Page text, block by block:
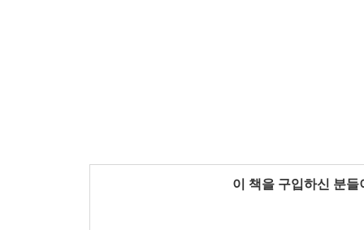
이 책을 구입하신 분